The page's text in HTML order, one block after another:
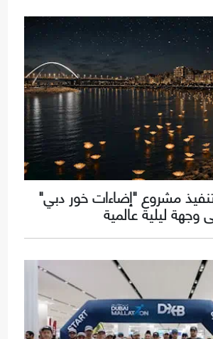
تنفيذ مشروع "إضاءات خور دبي"
وجهة ليلية عالمية